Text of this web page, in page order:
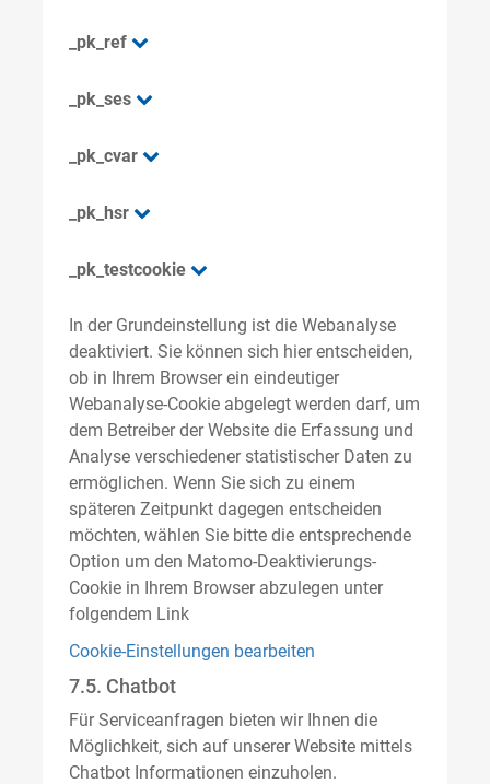
_pk_ref
_pk_ses
_pk_cvar
_pk_hsr
_pk_testcookie
In der Grundeinstellung ist die Webanalyse
deaktiviert. Sie können sich hier entscheiden,
ob in Ihrem Browser ein eindeutiger
Webanalyse-Cookie abgelegt werden darf, um
dem Betreiber der Website die Erfassung und
Analyse verschiedener statistischer Daten zu
ermöglichen. Wenn Sie sich zu einem
späteren Zeitpunkt dagegen entscheiden
möchten, wählen Sie bitte die entsprechende
Option um den Matomo-Deaktivierungs-
Cookie in Ihrem Browser abzulegen unter
folgendem Link
Cookie-Einstellungen bearbeiten
7.5. Chatbot
Für Serviceanfragen bieten wir Ihnen die
Möglichkeit, sich auf unserer Website mittels
Chatbot Informationen einzuholen.